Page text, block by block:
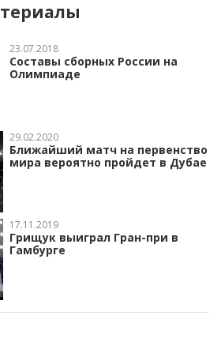
23.07.2018
Составы сборных России на
Олимпиаде
29.02.2020
Ближайший матч на первенство
мира вероятно пройдет в Дубае
17.11.2019
Грищук выиграл Гран-при в
Гамбурге